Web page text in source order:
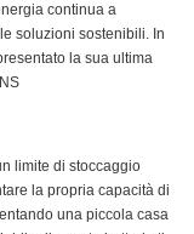
continua a
soluzioni sostenibili. In
la sua ultima
limite di stoccaggio
la propria capacità di
una piccola casa